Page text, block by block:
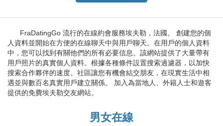
FraDatingGo 流行的在線約會服務埃夫勒，法國。 創建您的個
人資料並開始在方便的在線聊天中與用戶聊天。在用戶的個人資料
中，您可以找到有關他們的所有必要信息。該網站提供了大量帶有
用戶照片的真實個人資料。根據各種條件設置搜索過濾器，以加快
搜索合作夥伴的速度。社區讓您有機會結交朋友，在現實生活中相
遇並與數百名真實用戶建立關係。 加入為當地人、外籍人士和遊客
提供的免費埃夫勒交友網站。
男女在線